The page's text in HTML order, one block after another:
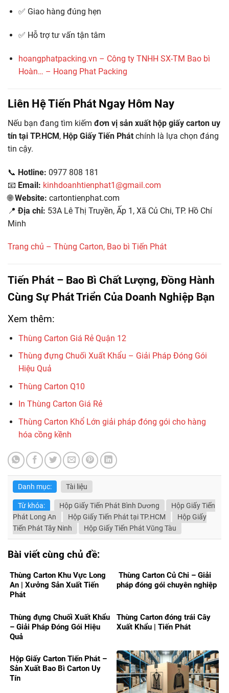
✅ Giao hàng đúng hẹn
✅ Hỗ trợ tư vấn tận tâm
hoangphatpacking.vn – Công ty TNHH SX-TM Bao bì
Hoàn… – Hoang Phat Packing
Liên Hệ Tiến Phát Ngay Hôm Nay
Nếu bạn đang tìm kiếm đơn vị sản xuất hộp giấy carton uy
tín tại TP.HCM, Hộp Giấy Tiến Phát chính là lựa chọn đáng
tin cậy.
📞 Hotline: 0977 808 181
📧 Email: kinhdoanhtienphat1@gmail.com
🌐Website: cartontienphat.com
📍Địa chỉ: 53A Lê Thị Truyền, Ấp 1, Xã Củ Chi, TP. Hồ Chí
Minh
Trang chủ – Thùng Carton, Bao bì Tiến Phát
Tiến Phát – Bao Bì Chất Lượng, Đồng Hành
Cùng Sự Phát Triển Của Doanh Nghiệp Bạn
Xem thêm:
Thùng Carton Giá Rẻ Quận 12
Thùng đựng Chuối Xuất Khẩu – Giải Pháp Đóng Gói
Hiệu Quả
Thùng Carton Q10
In Thùng Carton Giá Rẻ
Thùng Carton Khổ Lớn giải pháp đóng gói cho hàng
hóa cồng kềnh
Danh mục: Tài liệu
Từ khóa: Hộp Giấy Tiến Phát Bình Dương
Hộp Giấy Tiến
Phát Long An
Hộp Giấy Tiến Phát tại TP.HCM
Hộp Giấy
Tiến Phát Tây Ninh
Hộp Giấy Tiến Phát Vũng Tàu
Bài viết cùng chủ đề:
Thùng Carton Khu Vực Long
An | Xưởng Sản Xuất Tiến
Phát
Thùng Carton Củ Chi – Giải
pháp đóng gói chuyên nghiệp
Thùng đựng Chuối Xuất Khẩu
– Giải Pháp Đóng Gói Hiệu
Quả
Thùng Carton đóng trái Cây
Xuất Khẩu | Tiến Phát
Hộp Giấy Carton Tiến Phát –
Sản Xuất Bao Bì Carton Uy
Tín